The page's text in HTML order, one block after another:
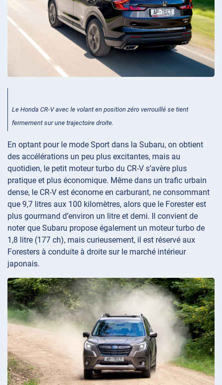
Le Honda CR-V avec le volant en position zéro verrouillé se tient
fermement sur une trajectoire droite.
En optant pour le mode Sport dans la Subaru, on obtient
des accélérations un peu plus excitantes, mais au
quotidien, le petit moteur turbo du CR-V s’avère plus
pratique et plus économique. Même dans un trafic urbain
dense, le CR-V est économe en carburant, ne consommant
que 9,7 litres aux 100 kilomètres, alors que le Forester est
plus gourmand d’environ un litre et demi. Il convient de
noter que Subaru propose également un moteur turbo de
1,8 litre (177 ch), mais curieusement, il est réservé aux
Foresters à conduite à droite sur le marché intérieur
japonais.